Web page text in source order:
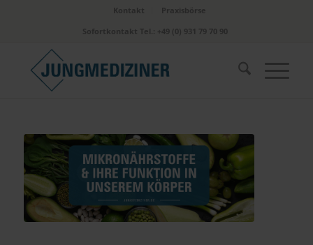
Kontakt
Praxisbörse
Sofortkontakt Tel.: +49 (0) 931 79 70 90